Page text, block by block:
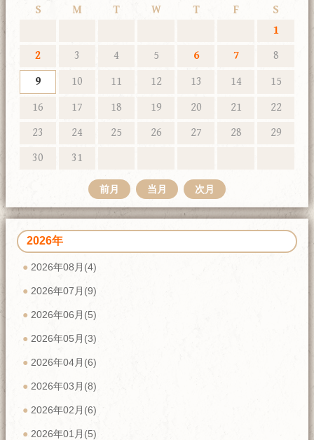
S M T W T F
S
1
2
3 4 5 6 7
8
9
10 11 12 13 14
15
16
17 18 19 20 21
22
23
24 25 26 27 28
29
30
31
前月 当月 次月
2026年
2026年08月(4)
2026年07月(9)
2026年06月(5)
2026年05月(3)
2026年04月(6)
2026年03月(8)
2026年02月(6)
2026年01月(5)